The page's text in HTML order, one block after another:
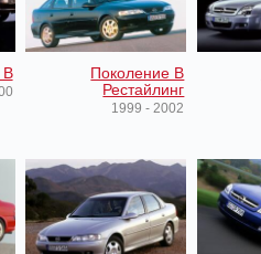
Поколение B
Рестайлинг
1999 - 2002